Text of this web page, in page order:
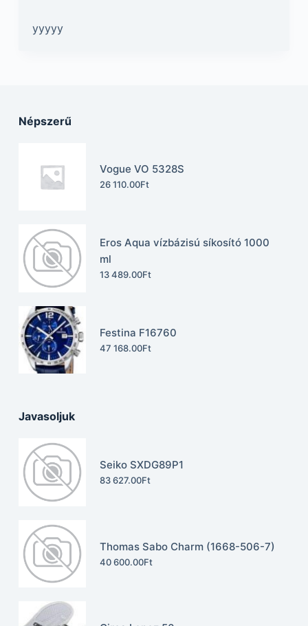
yyyyy
Népszerű
Vogue VO 5328S
26 110.00Ft
Eros Aqua vízbázisú síkosító 1000
ml
13 489.00Ft
Festina F16760
47 168.00Ft
Javasoljuk
Seiko SXDG89P1
83 627.00Ft
Thomas Sabo Charm (1668-506-7)
40 600.00Ft